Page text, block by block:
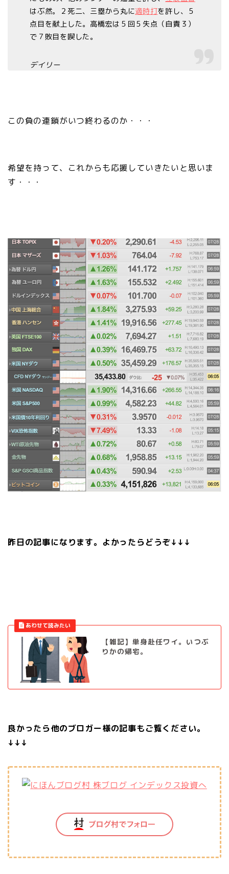
はぶ然。２死二、三塁から丸に適時打を許し、５
点目を献上した。高橋宏は５回５失点（自責３）
で７敗目を喫した。
デイリー
この負の連鎖がいつ終わるのか・・・
希望を持って、これからも応援していきたいと思いま
す・・・
昨日の記事になります。よかったらどうぞ↓↓↓
【雑記】単身赴任ワイ。いつぶ
りかの帰宅。
良かったら他のブロガー様の記事もご覧ください。
↓↓↓